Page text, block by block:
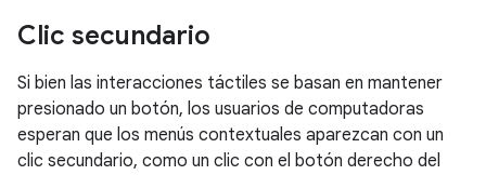
Clic secundario
Si bien las interacciones táctiles se basan en mantener
presionado un botón, los usuarios de computadoras
esperan que los menús contextuales aparezcan con un
clic secundario, como un clic con el botón derecho del